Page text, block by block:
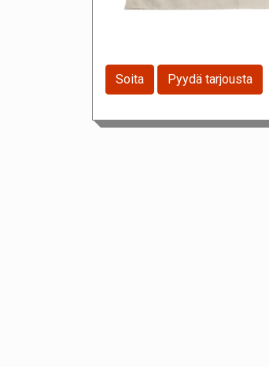
Soita Pyydä tarjousta